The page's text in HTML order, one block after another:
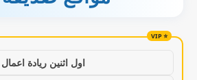
اول اثنين ريادة اعمال